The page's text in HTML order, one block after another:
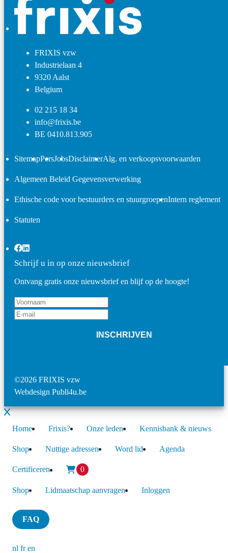
FRIXIS vzw
Industrielaan 4
9320 Aalst
Belgium
02 215 18 34
info@frixis.be
BE 0410.813.905
SitemapPersJobsDisclaimerAlg. en verkoopsvoorwaarden
Algemeen Beleid Gegevensverwerking
Ethische code voor bestuurders en stuurgroepenIntern reglement
Statuten
Schrijf u in op onze nieuwsbrief
Ontvang gratis onze nieuwsbrief en blijf op de hoogte!
INSCHRIJVEN
©2026 FRIXIS vzw
Webdesign Publi4u.be
Home Frixis? Onze leden Kennisbank & nieuws
Shop Nuttige adressen Word lid Agenda
Certificeren 0
Shop Lidmaatschap aanvragen Inloggen
FAQ
nl fr en